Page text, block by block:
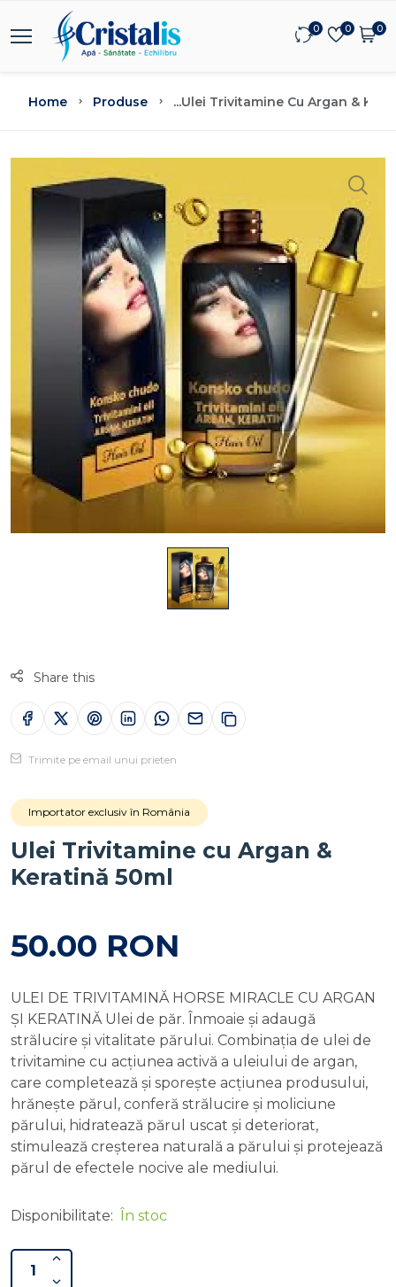
0 0 0
Home Produse ...Ulei Trivitamine Cu Argan &
Share this
Trimite pe email unui prieten
Importator exclusiv în România
Ulei Trivitamine cu Argan &
Keratină 50ml
50.00 RON
ULEI DE TRIVITAMINĂ HORSE MIRACLE CU ARGAN
ȘI KERATINĂ Ulei de păr. Înmoaie și adaugă
strălucire și vitalitate părului. Combinația de ulei de
trivitamine cu acțiunea activă a uleiului de argan,
care completează și sporește acțiunea produsului,
hrănește părul, conferă strălucire și moliciune
părului, hidratează părul uscat și deteriorat,
stimulează creșterea naturală a părului și protejează
părul de efectele nocive ale mediului.
Disponibilitate: În stoc